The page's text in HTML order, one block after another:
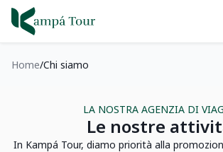
Home Chi siamo
LA NOSTRA AGENZIA DI
Le nostre
In Kampá Tour, diamo priorità alla